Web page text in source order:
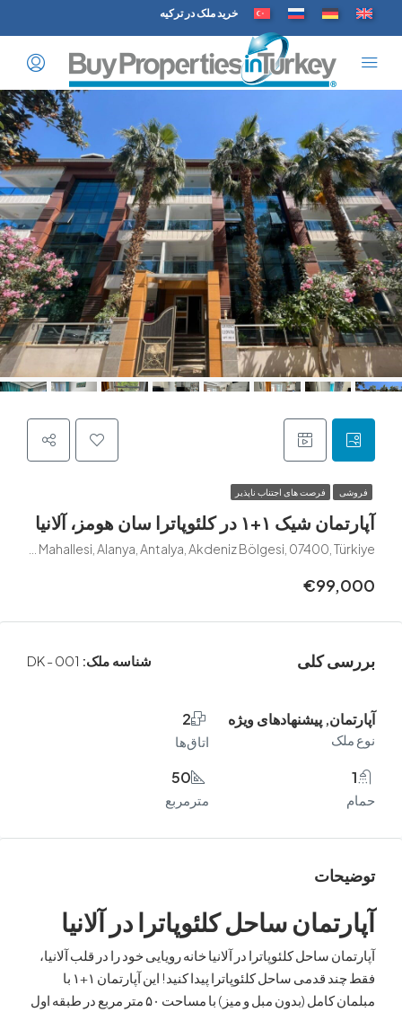
خرید ملک در ترکیه
فرصت های اجتناب ناپذیر
کلئوپاترا سان هومز، آلانیا
Cleopatra, Guzelyali Caddesi, Saray Mahallesi, Alanya, Antalya, Akdeniz Bölgesi,
کلی شناسه ملک:DK - 001
پیشنهادهای ویژه 2
ساحل کلئوپاترا در آلانیا
ساحل کلئوپاترا در آلانیا خانه رویایی خود را در قلب آلانیا،
فقط چند قدمی ساحل کلئوپاترا پیدا کنید! این آپارتمان ۱+۱ با
مبلمان کامل (بدون مبل و میز) با مساحت ۵۰ متر مربع در طبقه اول